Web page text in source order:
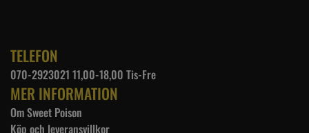
TELEFON
070-2923021 11,00-18,00 Tis-Fre
MER INFORMATION
Om Sweet Poison
Köp och leveransvillkor